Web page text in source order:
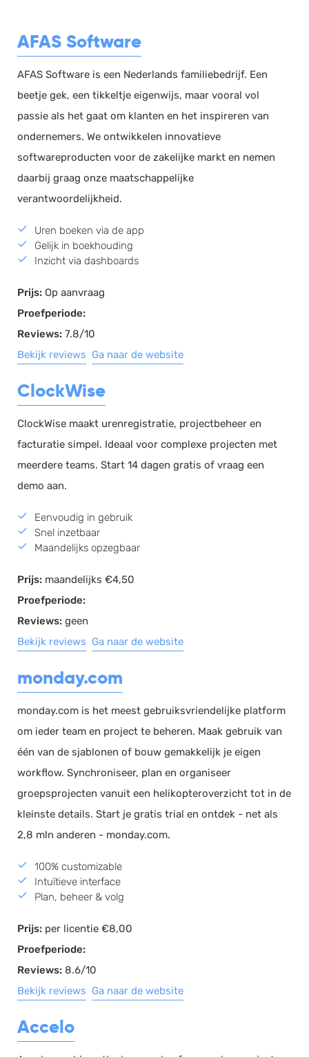
AFAS Software
AFAS Software is een Nederlands familiebedrijf. Een
beetje gek, een tikkeltje eigenwijs, maar vooral vol
passie als het gaat om klanten en het inspireren van
ondernemers. We ontwikkelen innovatieve
softwareproducten voor de zakelijke markt en nemen
daarbij graag onze maatschappelijke
verantwoordelijkheid.
Uren boeken via de app
Gelijk in boekhouding
Inzicht via dashboards
Prijs: Op aanvraag
Proefperiode:
Reviews: 7.8/10
Bekijk reviews Ga naar de website
ClockWise
ClockWise maakt urenregistratie, projectbeheer en
facturatie simpel. Ideaal voor complexe projecten met
meerdere teams. Start 14 dagen gratis of vraag een
demo aan.
Eenvoudig in gebruik
Snel inzetbaar
Maandelijks opzegbaar
Prijs: maandelijks €4,50
Proefperiode:
Reviews: geen
Bekijk reviews Ga naar de website
monday.com
monday.com is het meest gebruiksvriendelijke platform
om ieder team en project te beheren. Maak gebruik van
één van de sjablonen of bouw gemakkelijk je eigen
workflow. Synchroniseer, plan en organiseer
groepsprojecten vanuit een helikopteroverzicht tot in de
kleinste details. Start je gratis trial en ontdek - net als
2,8 mln anderen - monday.com.
100% customizable
Intuïtieve interface
Plan, beheer & volg
Prijs: per licentie €8,00
Proefperiode:
Reviews: 8.6/10
Bekijk reviews Ga naar de website
Accelo